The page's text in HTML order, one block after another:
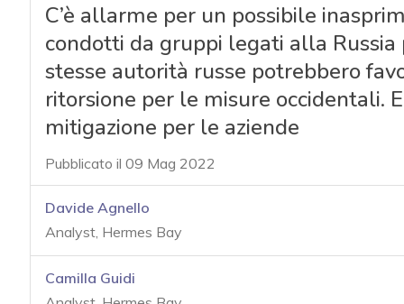
C’è allarme per un possibile
condotti da gruppi legati alla
stesse autorità russe potrebbero
ritorsione per le misure occidentali.
mitigazione per le aziende
Pubblicato il 09 Mag 2022
Davide Agnello
Analyst, Hermes Bay
Camilla Guidi